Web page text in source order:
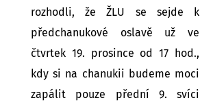
rozhodli, že ŽLU se sejde k
předchanukové oslavě už ve
čtvrtek 19. prosince od 17 hod.,
kdy si na chanukii budeme moci
zapálit pouze přední 9. svíci